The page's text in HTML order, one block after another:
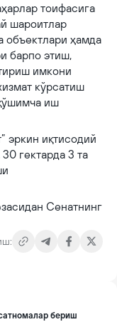
тоифасига
шароитлар
объектлари ҳамда
барпо этиш,
имкони
кўрсатиш
иш
эркин иқтисодий
гектарда 3 та
Сенатнинг
бериш